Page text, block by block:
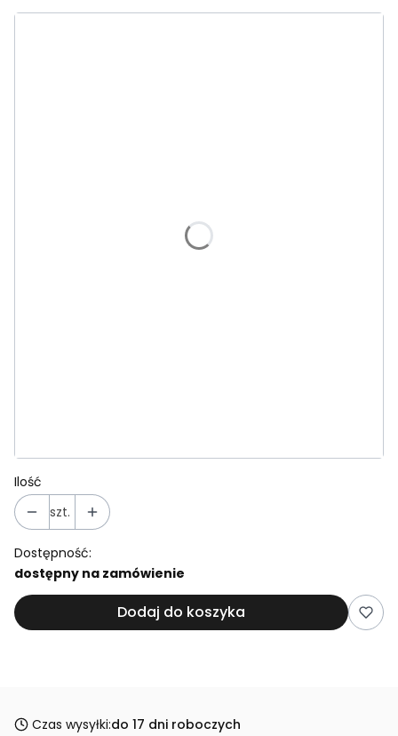
Ilość
szt.
Dostępność:
dostępny na zamówienie
Dodaj do koszyka
Czas wysyłki:do 17 dni roboczych